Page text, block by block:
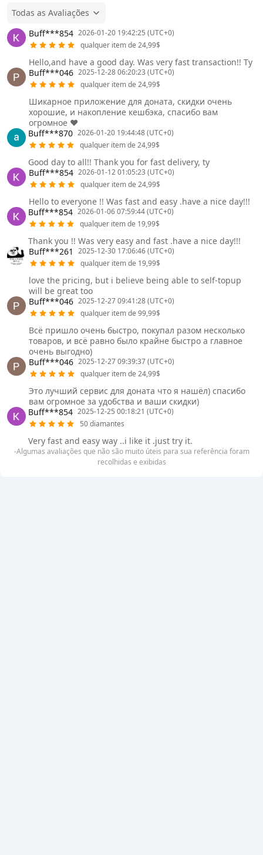
Todas as Avaliações
Buff***854 2026-01-20 19:42:25 (UTC+0)
qualquer item de 24,99$
Hello,and have a good day. Was very fast transaction!! Ty
Buff***046 2025-12-28 06:20:23 (UTC+0)
qualquer item de 24,99$
Шикарное приложение для доната, скидки очень
хорошие, и накопление кешбэка, спасибо вам
огромное ❤️
Buff***870 2026-01-20 19:44:48 (UTC+0)
qualquer item de 24,99$
Good day to all!! Thank you for fast delivery, ty
Buff***854 2026-01-12 01:05:23 (UTC+0)
qualquer item de 24,99$
Hello to everyone !! Was fast and easy .have a nice day!!!
Buff***854 2026-01-06 07:59:44 (UTC+0)
qualquer item de 19,99$
Thank you !! Was very easy and fast .have a nice day!!!
Buff***261
2025-12-30 17:06:46 (UTC+0)
qualquer item de 19,99$
love the pricing, but i believe being able to self-topup
will be great too
Buff***046 2025-12-27 09:41:28 (UTC+0)
qualquer item de 99,99$
Всё пришло очень быстро, покупал разом несколько
товаров, и всё равно было крайне быстро а главное
очень выгодно)
Buff***046 2025-12-27 09:39:37 (UTC+0)
qualquer item de 24,99$
Это лучший сервис для доната что я нашёл) спасибо
вам огромное за удобства и ваши скидки)
Buff***854 2025-12-25 00:18:21 (UTC+0)
50 diamantes
Very fast and easy way ..i like it .just try it.
-Algumas avaliações que não são muito úteis para sua referência foram
recolhidas e exibidas